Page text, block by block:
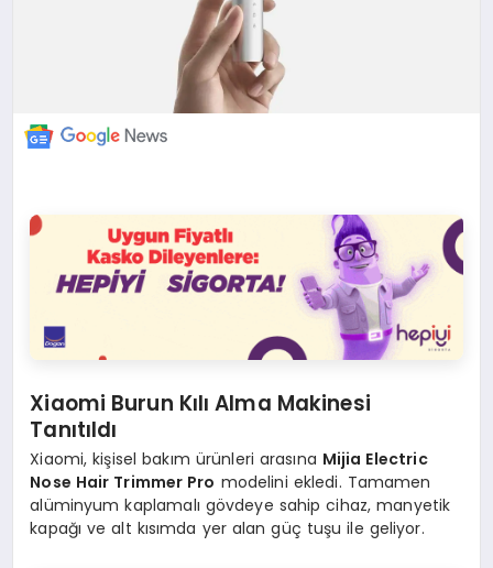
İLETIŞIM
Xiaomi Burun Kılı Alma Makinesi
Tanıtıldı
Xiaomi, kişisel bakım ürünleri arasına Mijia Electric
Nose Hair Trimmer Pro modelini ekledi. Tamamen
alüminyum kaplamalı gövdeye sahip cihaz, manyetik
kapağı ve alt kısımda yer alan güç tuşu ile geliyor.